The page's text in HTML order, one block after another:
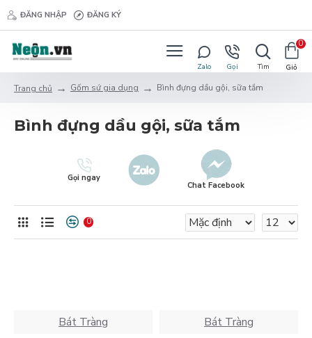
ĐĂNG NHẬP ĐĂNG KÝ
0
Trang chủ Gốm sứ gia dụng Bình đựng dầu gội, sữa tắm
Bình đựng dầu gội, sữa tắm
Gọi ngay
Chat Facebook
0
Bát Tràng Bát Tràng